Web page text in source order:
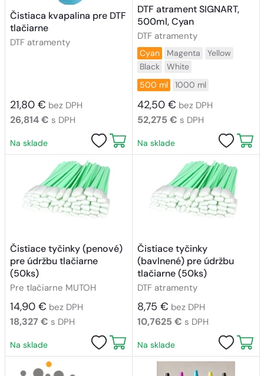
Čistiaca kvapalina pre DTF
tlačiarne
DTF atramenty
21,80 € bez DPH
26,814 € s DPH
Na sklade
DTF atrament SIGNART,
500ml, Cyan
DTF atramenty
Cyan Magenta
Yellow
Black
White
500 ml
1000 ml
42,50 € bez DPH
52,275 € s DPH
Na sklade
Čistiace tyčinky (penové)
pre údržbu tlačiarne
(50ks)
Pre tlačiarne MUTOH
14,90 € bez DPH
18,327 € s DPH
Na sklade
Čistiace tyčinky
(bavlnené) pre údržbu
tlačiarne (50ks)
DTF atramenty
8,75 € bez DPH
10,7625 € s DPH
Na sklade